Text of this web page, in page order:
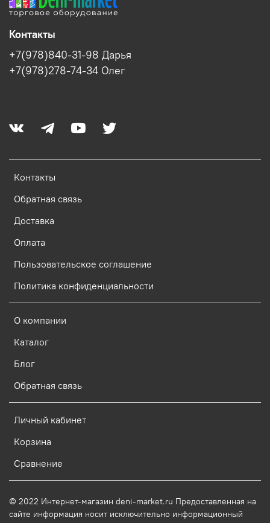
Контакты
Обратная связь
Доставка
Оплата
Пользовательское соглашение
Политика конфиденциальности
О компании
Каталог
Блог
Обратная связь
Личный кабинет
Корзина
Сравнение
Контакты
+7(978)840-31-98 Дарья
+7(978)278-74-34 Олег
© 2022 Интернет-магазин deni-market.ru Предоставленная на
сайте информация носит исключительно информационный